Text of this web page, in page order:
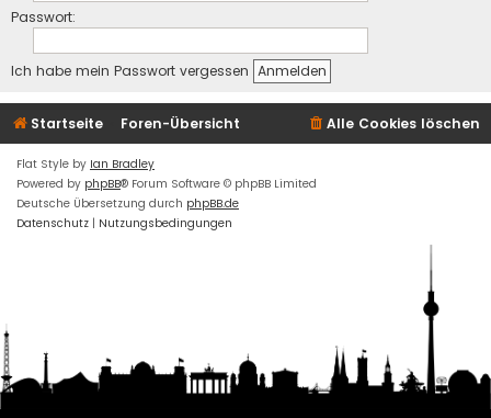
Passwort:
Ich habe mein Passwort vergessen
Startseite Foren-Übersicht Alle Cookies löschen
Flat Style by Ian Bradley
Powered by phpBB® Forum Software © phpBB Limited
Deutsche Übersetzung durch phpBB.de
Datenschutz | Nutzungsbedingungen